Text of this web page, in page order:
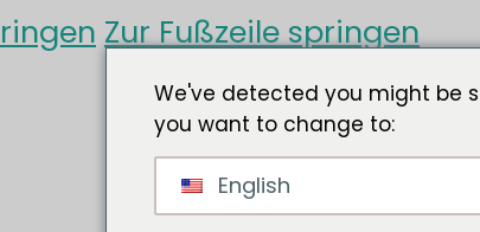
Zur Fußzeile springen
We've detected you might be
you want to change to:
English